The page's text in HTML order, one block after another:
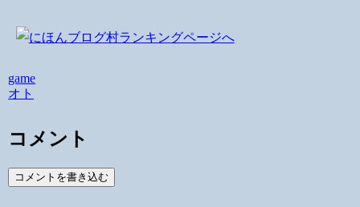
game
オト
コメント
コメントを書き込む